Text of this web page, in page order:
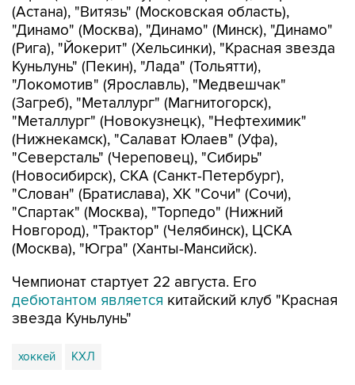
(Астана), "Витязь" (Московская область),
"Динамо" (Москва), "Динамо" (Минск), "Динамо"
(Рига), "Йокерит" (Хельсинки), "Красная звезда
Куньлунь" (Пекин), "Лада" (Тольятти),
"Локомотив" (Ярославль), "Медвешчак"
(Загреб), "Металлург" (Магнитогорск),
"Металлург" (Новокузнецк), "Нефтехимик"
(Нижнекамск), "Салават Юлаев" (Уфа),
"Северсталь" (Череповец), "Сибирь"
(Новосибирск), СКА (Санкт-Петербург),
"Слован" (Братислава), ХК "Сочи" (Сочи),
"Спартак" (Москва), "Торпедо" (Нижний
Новгород), "Трактор" (Челябинск), ЦСКА
(Москва), "Югра" (Ханты-Мансийск).
Чемпионат стартует 22 августа. Его
дебютантом является китайский клуб "Красная
звезда Куньлунь"
хоккей КХЛ